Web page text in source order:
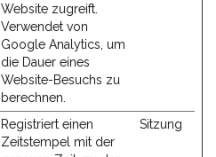
Website zugreift.
Verwendet von
Google Analytics, um
die Dauer eines
Website-Besuchs zu
berechnen.
Registriert einen
Zeitstempel mit der
Sitzung